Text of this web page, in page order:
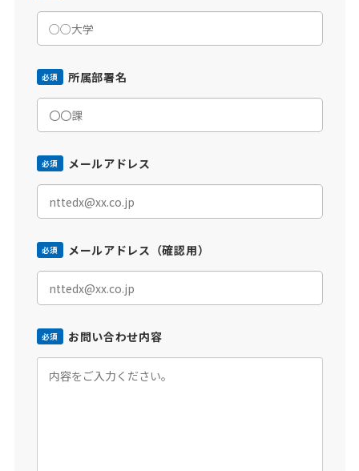
必須 所属部署名
必須 メールアドレス
必須 メールアドレス（確認用）
必須 お問い合わせ内容